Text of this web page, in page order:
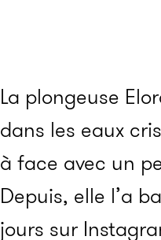
La plongeuse
dans les eaux
à face avec un
Depuis, elle l’a
jours sur